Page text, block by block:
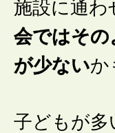
施設に通わ
会ではそ
が少ないか
子どもが多